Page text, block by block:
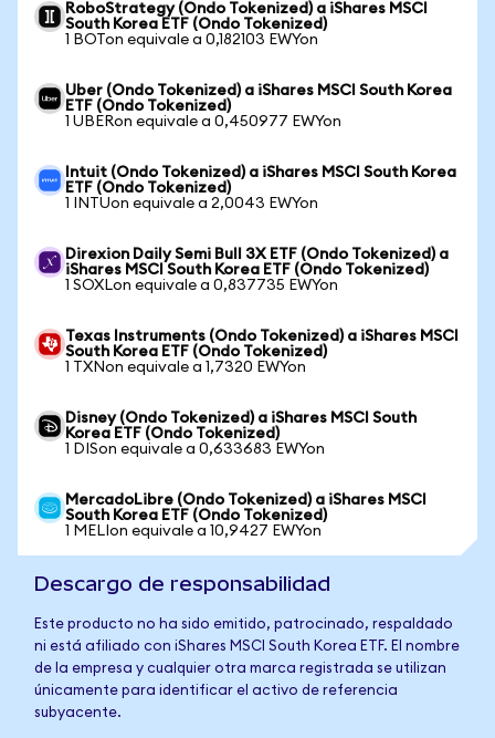
RoboStrategy (Ondo Tokenized) a iShares MSCI
South Korea ETF (Ondo Tokenized)
1 BOTon equivale a 0,182103 EWYon
Uber (Ondo Tokenized) a iShares MSCI South Korea
ETF (Ondo Tokenized)
1 UBERon equivale a 0,450977 EWYon
Intuit (Ondo Tokenized) a iShares MSCI South Korea
ETF (Ondo Tokenized)
1 INTUon equivale a 2,0043 EWYon
Direxion Daily Semi Bull 3X ETF (Ondo Tokenized) a
iShares MSCI South Korea ETF (Ondo Tokenized)
1 SOXLon equivale a 0,837735 EWYon
Texas Instruments (Ondo Tokenized) a iShares MSCI
South Korea ETF (Ondo Tokenized)
1 TXNon equivale a 1,7320 EWYon
Disney (Ondo Tokenized) a iShares MSCI South
Korea ETF (Ondo Tokenized)
1 DISon equivale a 0,633683 EWYon
MercadoLibre (Ondo Tokenized) a iShares MSCI
South Korea ETF (Ondo Tokenized)
1 MELIon equivale a 10,9427 EWYon
Descargo de responsabilidad
Este producto no ha sido emitido, patrocinado, respaldado
ni está afiliado con iShares MSCI South Korea ETF. El nombre
de la empresa y cualquier otra marca registrada se utilizan
únicamente para identificar el activo de referencia
subyacente.